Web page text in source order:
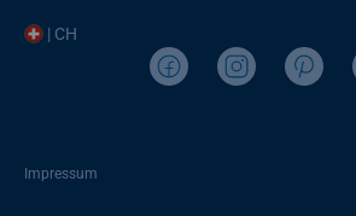
| CH
Impressum